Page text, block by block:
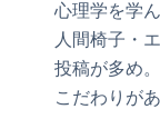
心理学を学
人間椅子・
投稿が多め
こだわりが